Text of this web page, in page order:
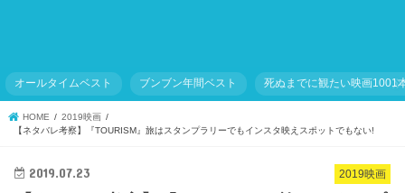
オールタイムベスト ブンブン年間ベスト 死ぬまでに観たい映画1001
HOME
2019映画
【ネタバレ考察】『TOURISM』旅はスタンプラリーでもインスタ映えスポットでもない!
2019映画
2019.07.23